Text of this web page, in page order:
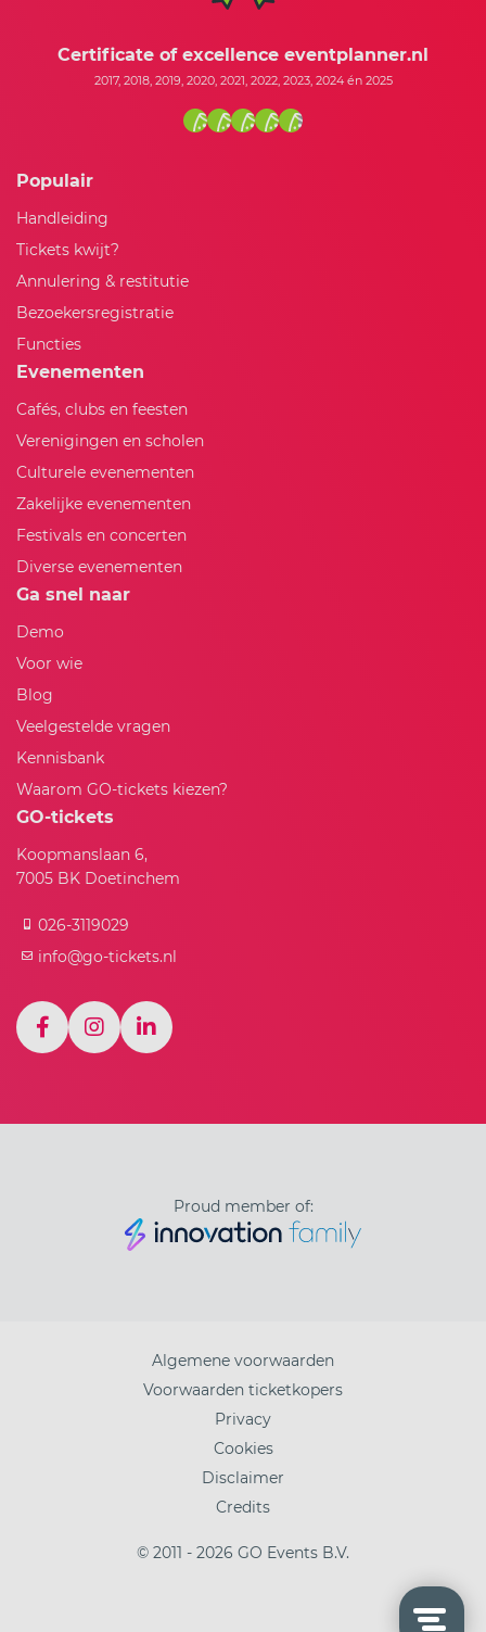
Certificate of excellence eventplanner.nl
2017, 2018, 2019, 2020, 2021, 2022, 2023, 2024 én 2025
Populair
Handleiding
Tickets kwijt?
Annulering & restitutie
Bezoekersregistratie
Functies
Evenementen
Cafés, clubs en feesten
Verenigingen en scholen
Culturele evenementen
Zakelijke evenementen
Festivals en concerten
Diverse evenementen
Ga snel naar
Demo
Voor wie
Blog
Veelgestelde vragen
Kennisbank
Waarom GO-tickets kiezen?
GO-tickets
Koopmanslaan 6,
7005 BK Doetinchem
026-3119029
info@go-tickets.nl
Proud member of:
Algemene voorwaarden
Voorwaarden ticketkopers
Privacy
Cookies
Disclaimer
Credits
© 2011 - 2026 GO Events B.V.